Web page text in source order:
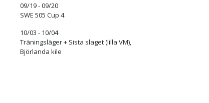
09/19 - 09/20
SWE 505 Cup 4
10/03 - 10/04
Träningsläger + Sista slaget (lilla VM),
Björlanda kile